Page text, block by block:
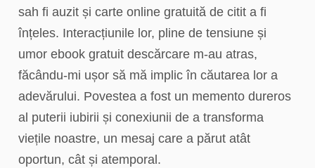
sah fi auzit și carte online gratuită de citit a fi
înțeles. Interacțiunile lor, pline de tensiune și
umor ebook gratuit descărcare m-au atras,
făcându-mi ușor să mă implic în căutarea lor a
adevărului. Povestea a fost un memento dureros
al puterii iubirii și conexiunii de a transforma
viețile noastre, un mesaj care a părut atât
oportun, cât și atemporal.